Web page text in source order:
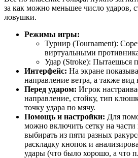
за как можно меньшее число ударов,
ловушки.
Режимы игры:
Турнир (Tournament):
виртуальными
Удар (Stroke): Пытаешься
Интерфейс: На экране
направление ветра, а также вид
Перед ударом: Игрок
направление, стойку, тип
точку удара по мячу.
Помощь и настройки: Для
можно включить сетку на
выбирать из пяти разных
раскладку кнопок и
удары (что было хорошо, а что